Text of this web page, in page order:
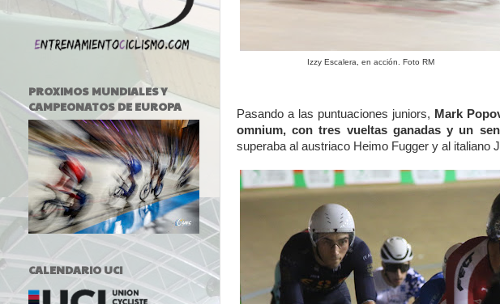
Izzy Escalera, en acción. Foto RM
Pasando a las puntuaciones juniors, Mark
omnium, con tres vueltas ganadas y un
superaba al austriaco Heimo Fugger y al italiano
PROXIMOS MUNDIALES Y
CAMPEONATOS DE EUROPA
CALENDARIO UCI